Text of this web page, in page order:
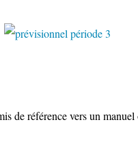
de référence vers un